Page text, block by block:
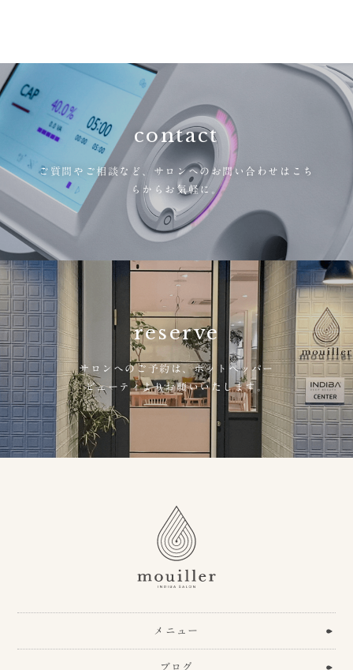
contact
ご質問やご相談など、 サロンへのお問い合わせはこち
らからお気軽に。
reserve
サロンへのご予約は、ホットペッパー
ビューティよりお願いいたします。
メニュー
ブログ